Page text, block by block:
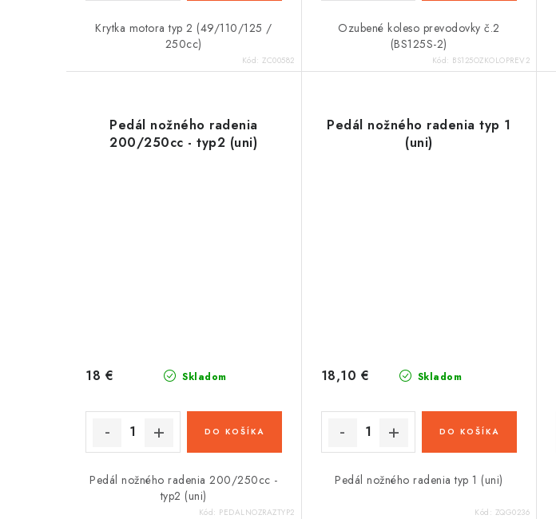
Krytka motora typ 2 (49/110/125 /
250cc)
Kód: ZC00582
Ozubené koleso prevodovky č.2
(BS125S-2)
Kód: BS125OZKOLOPREV2
Pedál nožného radenia
200/250cc - typ2 (uni)
Skladom
18 €
DO KOŠÍKA
Pedál nožného radenia 200/250cc -
typ2 (uni)
Kód: PEDALNOZRAZTYP2
Pedál nožného radenia typ 1
(uni)
Skladom
18,10 €
DO KOŠÍKA
Pedál nožného radenia typ 1 (uni)
Kód: ZQG0236